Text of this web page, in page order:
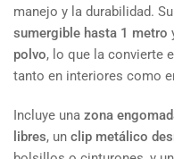
manejo y la durabilidad. Su
sumergible hasta 1 metro
polvo, lo que la convierte
tanto en interiores como
Incluye una zona
libres, un clip metálico